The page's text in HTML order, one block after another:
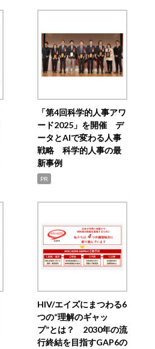
「第4回科学的人事アワ
ード2025」を開催 デ
ータとAIで変わる人事
戦略 科学的人事の最
新事例
PR
HIV/エイズにまつわる6
つの“理解のギャッ
プ”とは？ 2030年の流
行終結を目指すGAP6の